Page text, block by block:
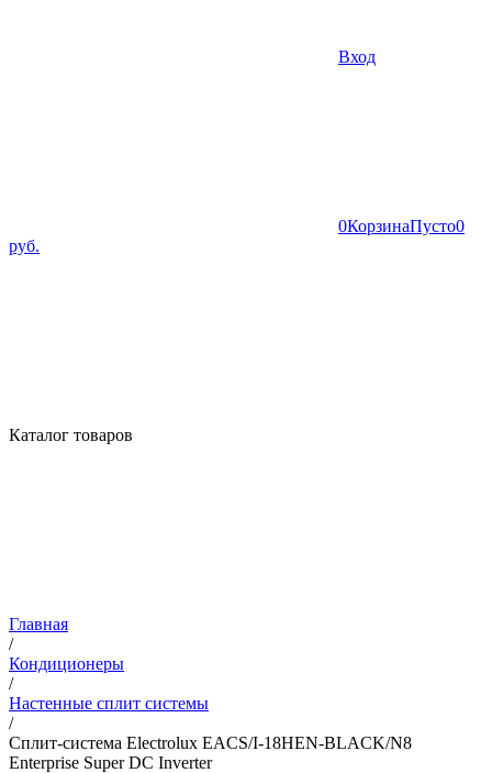
Вход
0КорзинаПусто0
руб.
Каталог товаров
Главная
/
Кондиционеры
/
Настенные сплит системы
/
Сплит-система Electrolux EACS/I-18HEN-BLACK/N8
Enterprise Super DC Inverter